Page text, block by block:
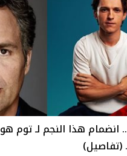
انضمام هذا النجم لـ توم
(تفاصيل)